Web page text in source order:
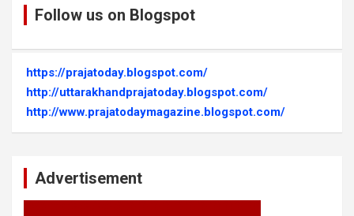
Follow us on Blogspot
https://prajatoday.blogspot.com/
http://uttarakhandprajatoday.blogspot.com/
http://www.prajatodaymagazine.blogspot.com/
Advertisement